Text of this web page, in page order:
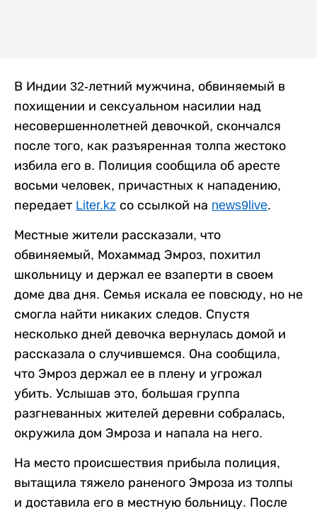
В Индии 32-летний мужчина, обвиняемый в
похищении и сексуальном насилии над
несовершеннолетней девочкой, скончался
после того, как разъяренная толпа жестоко
избила его в. Полиция сообщила об аресте
восьми человек, причастных к нападению,
передает Liter.kz со ссылкой на news9live.
Местные жители рассказали, что
обвиняемый, Мохаммад Эмроз, похитил
школьницу и держал ее взаперти в своем
доме два дня. Семья искала ее повсюду, но не
смогла найти никаких следов. Спустя
несколько дней девочка вернулась домой и
рассказала о случившемся. Она сообщила,
что Эмроз держал ее в плену и угрожал
убить. Услышав это, большая группа
разгневанных жителей деревни собралась,
окружила дом Эмроза и напала на него.
На место происшествия прибыла полиция,
вытащила тяжело раненого Эмроза из толпы
и доставила его в местную больницу. После